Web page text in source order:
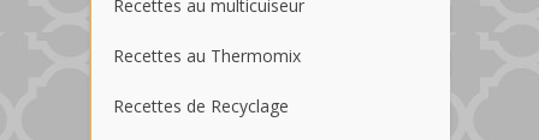
Recettes au multicuiseur
Recettes au Thermomix
Recettes de Recyclage